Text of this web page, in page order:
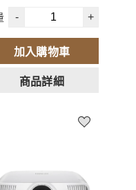
- +
加入購物車
商品詳細